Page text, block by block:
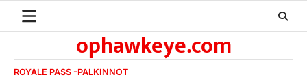
ophawkeye.com
ROYALE PASS -PALKINNOT